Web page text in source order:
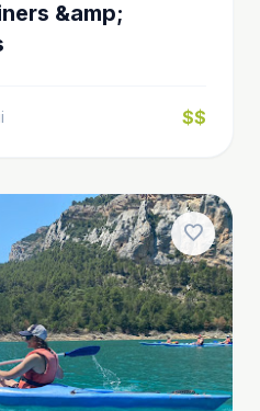
&amp;
$$
favorite